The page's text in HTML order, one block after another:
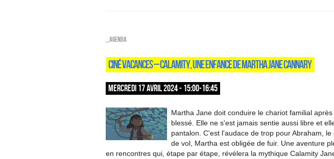
_Agenda
CINÉ VACANCES – CALAMITY, UNE ENFANCE DE MARTHA JANE CANNARY
MERCREDI 17 AVRIL 2024 - 15:00-16:45
Martha Jane doit conduire le chariot familial
blessé. Elle ne s'est jamais sentie aussi libre et
pantalon. C'est l'audace de trop pour Abraham,
de vol, Martha est obligée de fuir. Une aventure
en rencontres qui, étape par étape, révélera la mythique Calamity